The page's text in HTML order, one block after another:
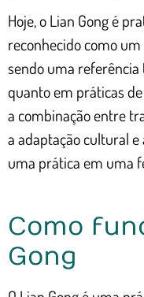
Hoje, o Lian Gong é
reconhecido como
sendo uma
quanto em práticas
a combinação entre
a adaptação cultural
uma prática em uma
Como
Gong